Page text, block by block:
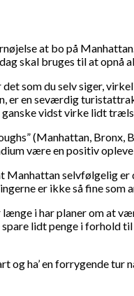
at bo på
skal bruges til at opnå
det som du selv siger,
er en seværdig
vidst virke lidt
(Manhattan, Bronx,
være en positiv
Manhattan selvfølgelig
er ikke så fine som
i har planer om at
spare lidt penge i forhold
og ha’ en forrygende tur